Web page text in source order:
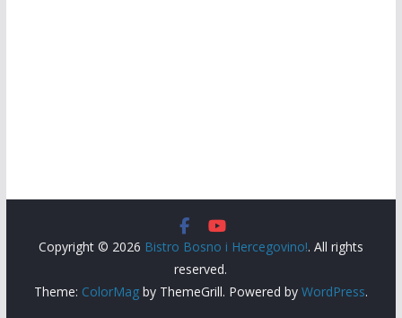
Copyright © 2026 Bistro Bosno i Hercegovino!. All rights
reserved.
Theme: ColorMagby ThemeGrill. Powered by WordPress.